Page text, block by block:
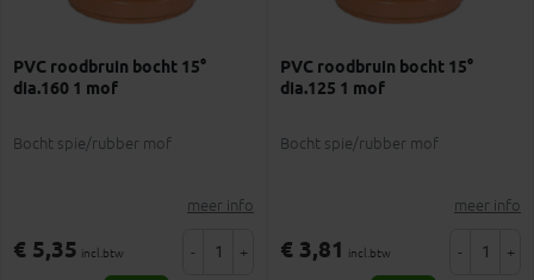
PVC roodbruin bocht 15°
dia.160 1 mof
Bocht spie/rubber mof
meer info
€ 5,35 incl.btw - +
PVC roodbruin bocht 15°
dia.125 1 mof
Bocht spie/rubber mof
meer info
€ 3,81 incl.btw - +